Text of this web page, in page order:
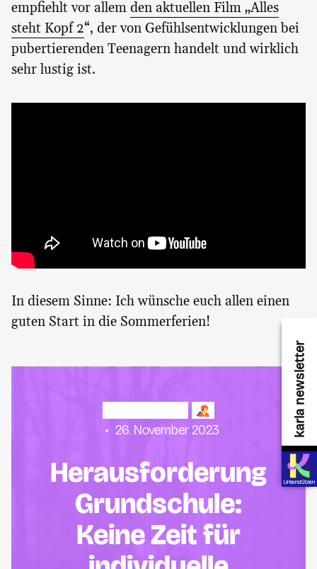
karla newsletter
empfiehlt vor allem den aktuellen Film „Alles
steht Kopf 2“, der von Gefühlsentwicklungen bei
pubertierenden Teenagern handelt und wirklich
sehr lustig ist.
In diesem Sinne: Ich wünsche euch allen einen
guten Start in die Sommerferien!
26. November 2023
Heraus­forderung
Grundschule:
Keine Zeit für